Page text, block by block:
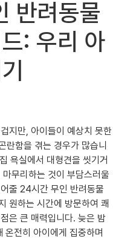
반려동물
: 우리 아
지만, 아이들이 예상치 못한
란함을 겪는 경우가 많습니
욕실에서 대형견을 씻기거
무리하는 것이 부담스러울
줄 24시간 무인 반려동물
원하는 시간에 방문하여 쾌
은 큰 매력입니다. 늦은 밤
온전히 아이에게 집중하며